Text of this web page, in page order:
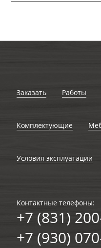
Заказать Работы
Комплектующие
Условия эксплуатации
Контактные телефоны:
+7 (831)
+7 (930)